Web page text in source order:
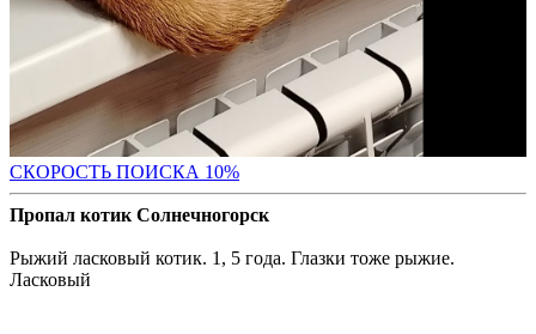
СКОРОСТЬ ПОИСКА 10%
Пропал котик Солнечногорск
Рыжий ласковый котик. 1, 5 года. Глазки тоже рыжие.
Ласковый